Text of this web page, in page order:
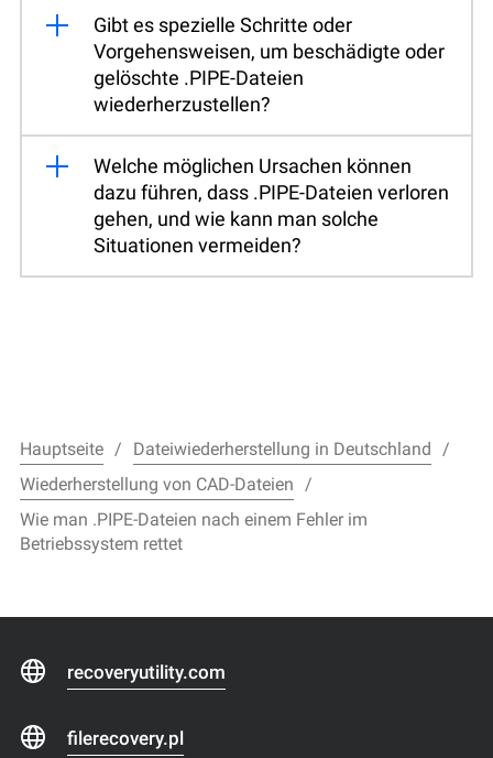
Gibt es spezielle Schritte oder
Vorgehensweisen, um beschädigte oder
gelöschte .PIPE-Dateien
wiederherzustellen?
Welche möglichen Ursachen können
dazu führen, dass .PIPE-Dateien verloren
gehen, und wie kann man solche
Situationen vermeiden?
Hauptseite
Dateiwiederherstellung in Deutschland
Wiederherstellung von CAD-Dateien
Wie man .PIPE-Dateien nach einem Fehler im
Betriebssystem rettet
recoveryutility.com
filerecovery.pl